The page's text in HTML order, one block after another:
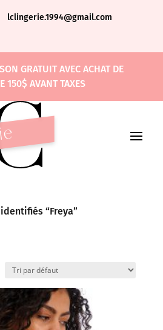
lclingerie.1994@gmail.com
GRATUIT AVEC ACHAT DE
150$ AVANT TAXES
“Freya”